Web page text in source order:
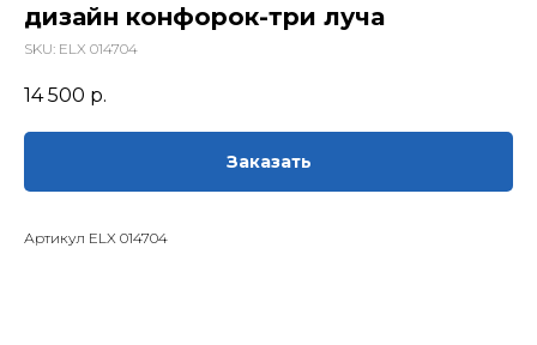
дизайн конфорок-три луча
SKU: ELX 014704
14 500 р.
Заказать
Артикул ELX 014704